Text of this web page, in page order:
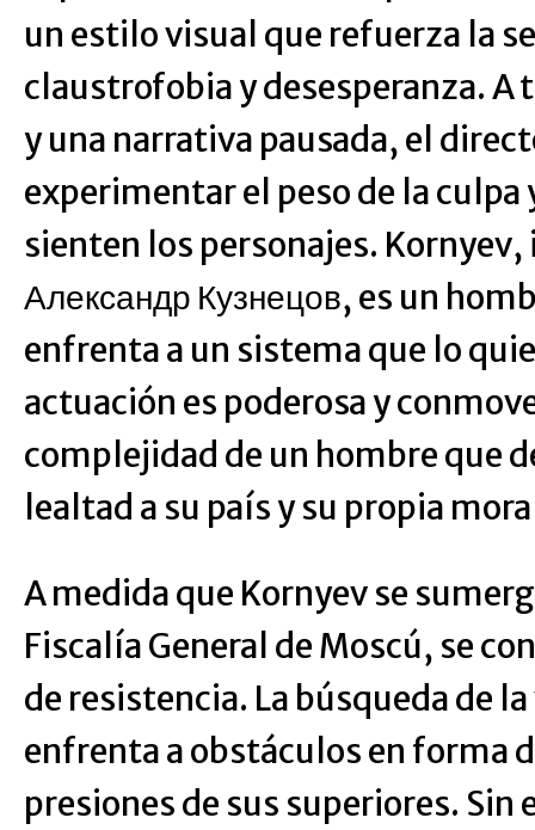
un estilo visual que refuerza la
claustrofobia y desesperanza. A
y una narrativa pausada, el
experimentar el peso de la culpa
sienten los personajes.
Александр Кузнецов, es un
enfrenta a un sistema que lo
actuación es poderosa y
complejidad de un hombre que
lealtad a su país y su propia
A medida que Kornyev se
Fiscalía General de Moscú, se
de resistencia. La búsqueda de
enfrenta a obstáculos en forma
presiones de sus superiores. Sin